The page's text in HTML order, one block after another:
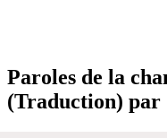
Paroles de la
(Traduction) par